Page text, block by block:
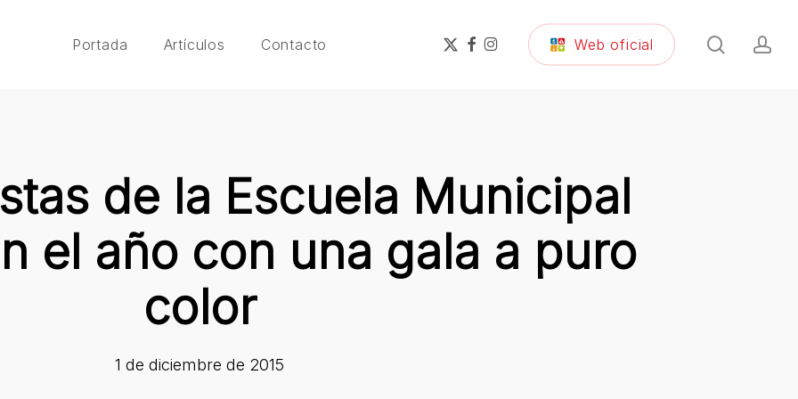
Portada Artículos Contacto
x-
twitter
facebook
instagram Web oficial search
de la Escuela Municipal
el año con una gala a puro
color
1 de diciembre de 2015